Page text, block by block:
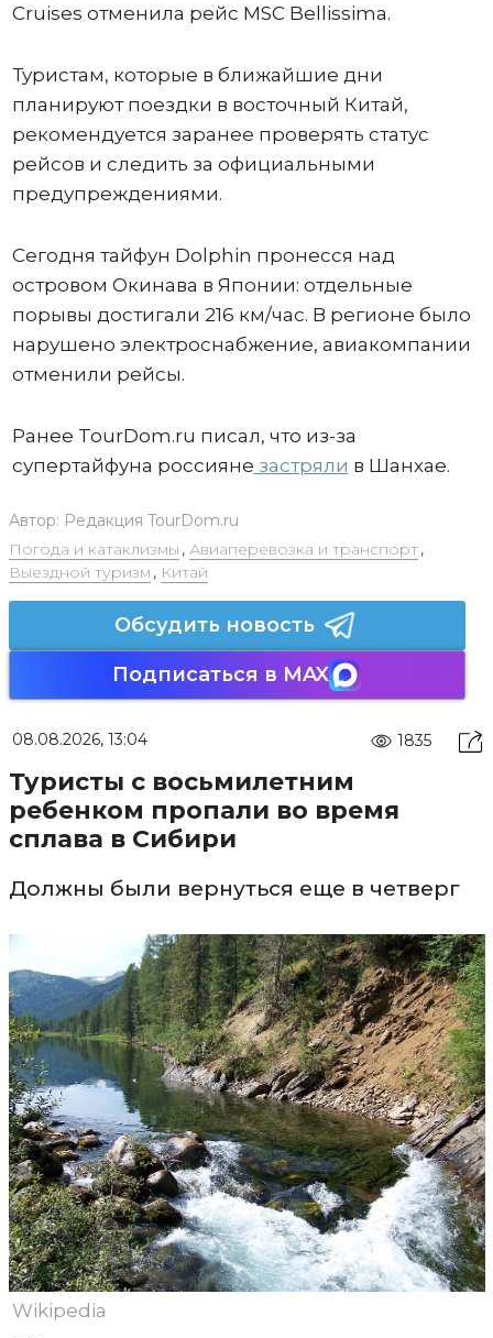
Cruises отменила рейс MSC Bellissima.
Туристам, которые в ближайшие дни
планируют поездки в восточный Китай,
рекомендуется заранее проверять статус
рейсов и следить за официальными
предупреждениями.
Сегодня тайфун Dolphin пронесся над
островом Окинава в Японии: отдельные
порывы достигали 216 км/час. В регионе было
нарушено электроснабжение, авиакомпании
отменили рейсы.
Ранее TourDom.ru писал, что из-за
супертайфуна россияне застряли в Шанхае.
Автор: Редакция TourDom.ru
Погода и катаклизмы , Авиаперевозка и транспорт,
Выездной туризм , Китай
Обсудить новость
Подписаться в MAX
08.08.2026, 13:04 1835
Туристы с восьмилетним
ребенком пропали во время
сплава в Сибири
Должны были вернуться еще в четверг
Wikipedia